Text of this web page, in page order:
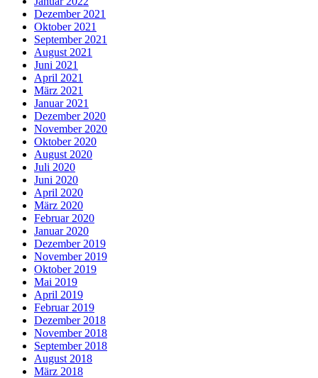
Dezember 2021
Oktober 2021
September 2021
August 2021
Juni 2021
April 2021
März 2021
Januar 2021
Dezember 2020
November 2020
Oktober 2020
August 2020
Juli 2020
Juni 2020
April 2020
März 2020
Februar 2020
Januar 2020
Dezember 2019
November 2019
Oktober 2019
Mai 2019
April 2019
Februar 2019
Dezember 2018
November 2018
September 2018
August 2018
März 2018